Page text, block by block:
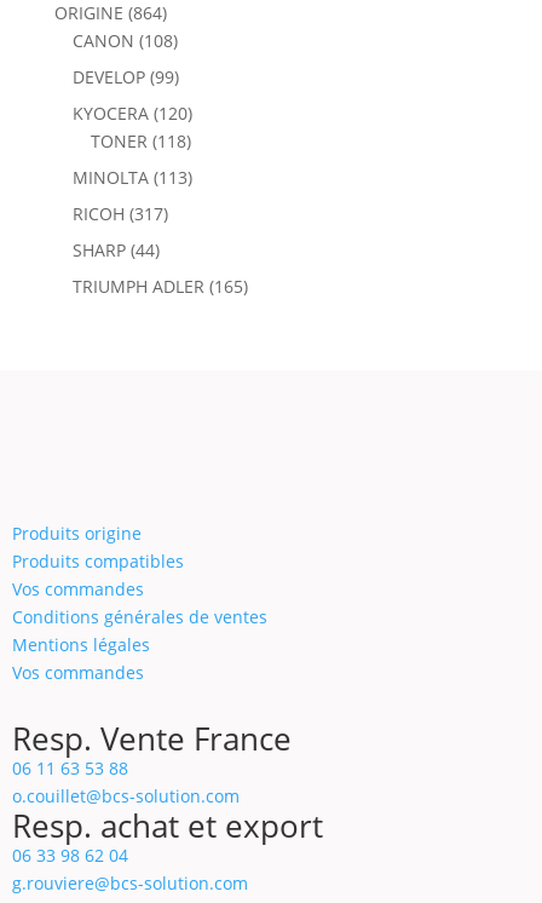
ORIGINE (864)
CANON (108)
DEVELOP (99)
KYOCERA (120)
TONER (118)
MINOLTA (113)
RICOH (317)
SHARP (44)
TRIUMPH ADLER (165)
Produits origine
Produits compatibles
Vos commandes
Conditions générales de ventes
Mentions légales
Vos commandes
Resp. Vente France
06 11 63 53 88
o.couillet@bcs-solution.com
Resp. achat et export
06 33 98 62 04
g.rouviere@bcs-solution.com